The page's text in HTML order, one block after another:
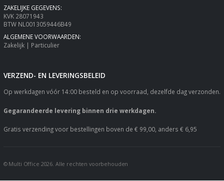
ZAKELIJKE GEGEVENS:
KVK 28071943
BTW NL0013059446B49
ALGEMENE VOORWAARDEN:
Zakelijk| Particulier
VERZEND- EN LEVERINGSBELEID
Op werkdagen vóór 14:00 besteld en op voorraad, dezelfde dag verzonden.
Gegarandeerde levering binnen drie werkdagen.
Gratis verzending voor bestellingen boven de € 99,00, anders € 6,95
© Multi Office 2026. Alle rechten voorbehouden